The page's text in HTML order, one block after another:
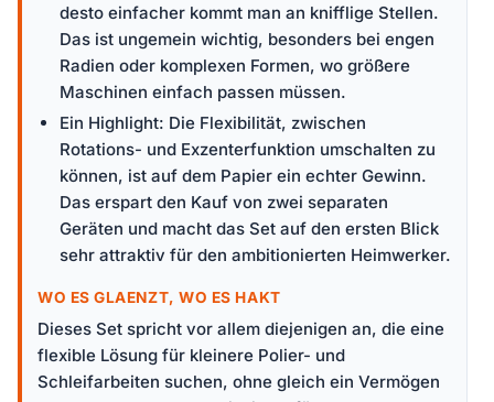
desto einfacher kommt man an knifflige Stellen.
Das ist ungemein wichtig, besonders bei engen
Radien oder komplexen Formen, wo größere
Maschinen einfach passen müssen.
Ein Highlight: Die Flexibilität, zwischen
Rotations- und Exzenterfunktion umschalten zu
können, ist auf dem Papier ein echter Gewinn.
Das erspart den Kauf von zwei separaten
Geräten und macht das Set auf den ersten Blick
sehr attraktiv für den ambitionierten Heimwerker.
WO ES GLAENZT, WO ES HAKT
Dieses Set spricht vor allem diejenigen an, die eine
flexible Lösung für kleinere Polier- und
Schleifarbeiten suchen, ohne gleich ein Vermögen